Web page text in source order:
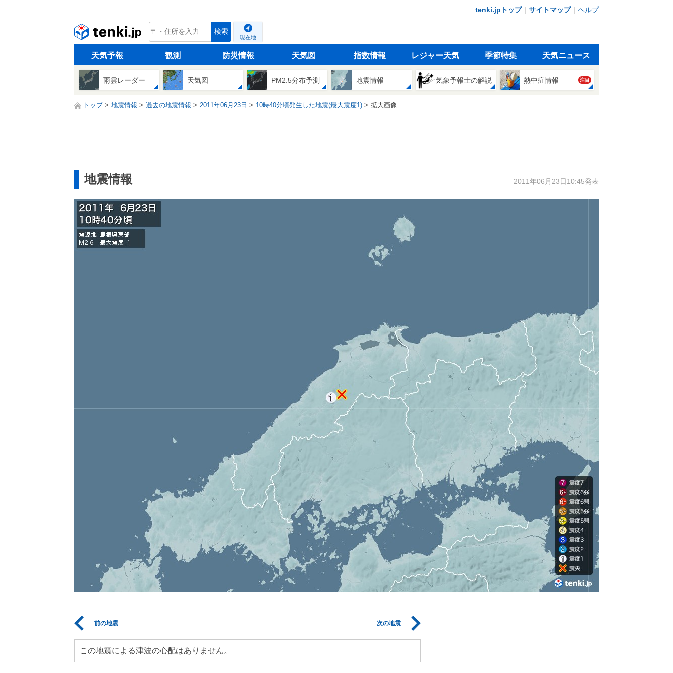
tenki.jpトップ｜ サイトマップ｜ ヘルプ
tenki.jp 検索
現在地
天気予報 観測 防災情報 天気図 指数情報 レジャー天気 季節特集 天気ニュース
雨雲レーダー 天気図 PM2.5分布予測 地震情報 気象予報士の解説 熱中症情報 注目
トップ 地震情報 過去の地震情報 2011年06月23日 10時40分頃発生した地震(最大震度1) 拡大画像
地震情報 2011年06月23日10:45発表
前の地震 次の地震
この地震による津波の心配はありません。